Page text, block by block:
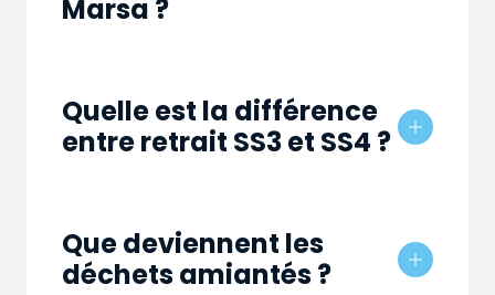
Marsa ?
Quelle est la différence
entre retrait SS3 et SS4 ?
Que deviennent les
déchets amiantés ?